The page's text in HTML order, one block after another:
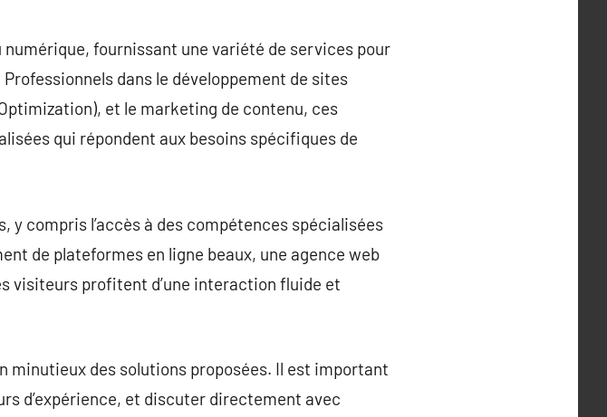
fournissant une variété de services pour
dans le développement de sites
et le marketing de contenu, ces
qui répondent aux besoins spécifiques de
y compris l’accès à des compétences spécialisées
de plateformes en ligne beaux, une agence web
visiteurs profitent d’une interaction fluide et
minutieux des solutions proposées. Il est important
d’expérience, et discuter directement avec